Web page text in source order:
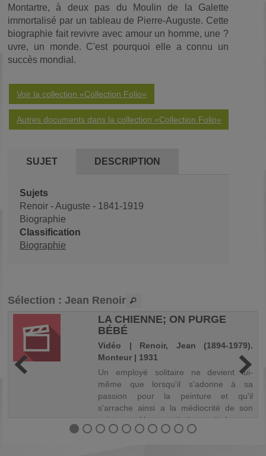
Montartre, à deux pas du Moulin de la Galette
immortalisé par un tableau de Pierre-Auguste. Cette
biographie fait revivre avec amour un homme, une ?
uvre, un monde. C'est pourquoi elle a connu un
succès mondial.
Voir la collection «Collection Folio»
Autres documents dans la collection «Collection Folio»
SUJET DESCRIPTION
Sujets
Renoir -Auguste - 1841-1919
Biographie
Classification
Biographie
Sélection : Jean Renoir
LA CHIENNE; ON PURGE
BÉBÉ
Vidéo | Renoir, Jean (1894-1979).
Monteur | 1931
Un employé solitaire ne devient lui-
même que lorsqu'il s'adonne à sa
passion pour la peinture et qu'il
s'arrache ainsi a la médiocrité de son
existence. Une prostituée surgit dans sa
vie, qui le dupe, le vole et se moque de